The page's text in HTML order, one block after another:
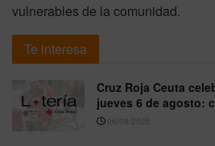
vulnerables de la comunidad.
Te interesa
Cruz Roja Ceuta
jueves 6 de agosto:
06/08/2026